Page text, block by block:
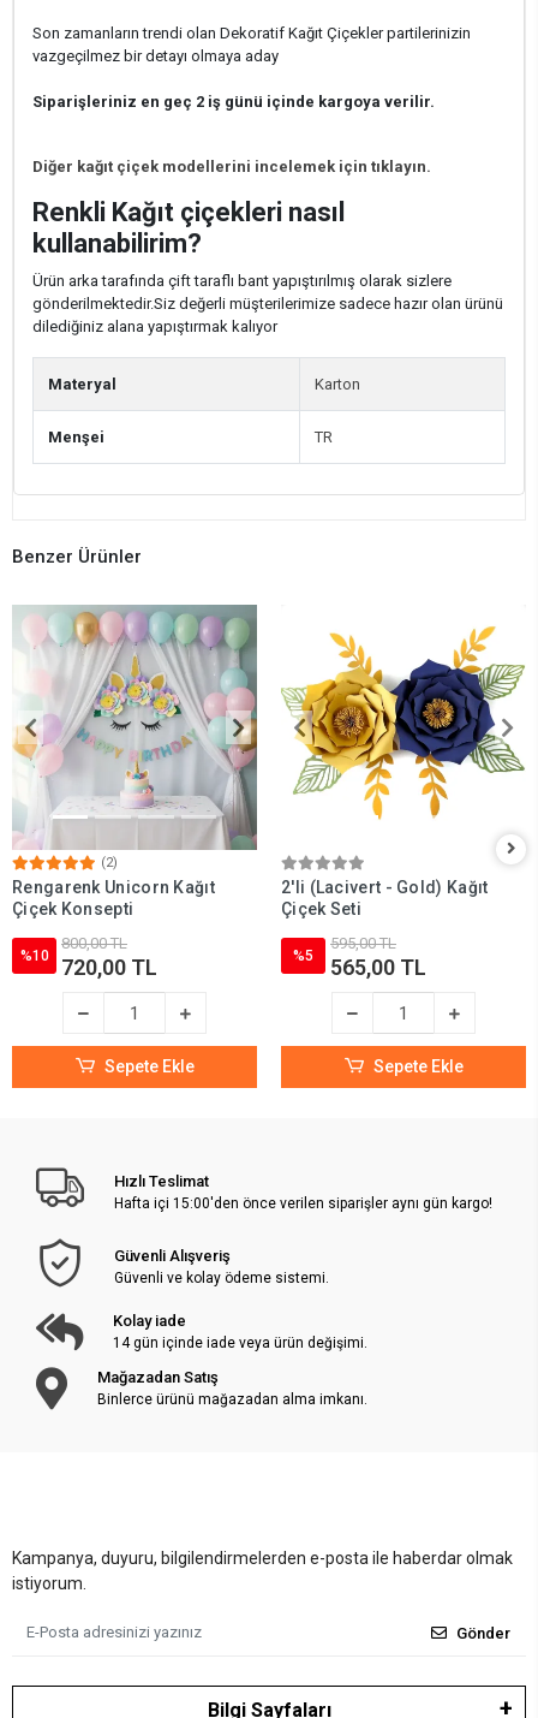
Son zamanların trendi olan Dekoratif Kağıt Çiçekler partilerinizin
vazgeçilmez bir detayı olmaya aday
Siparişleriniz en geç 2 iş günü içinde kargoya verilir.
Diğer kağıt çiçek modellerini incelemek için tıklayın.
Renkli Kağıt çiçekleri nasıl
kullanabilirim?
Ürün arka tarafında çift taraflı bant yapıştırılmış olarak sizlere
gönderilmektedir.Siz değerli müşterilerimize sadece hazır olan ürünü
dilediğiniz alana yapıştırmak kalıyor
Materyal Karton
Menşei TR
Benzer Ürünler
(2)
Rengarenk Unicorn Kağıt
Çiçek Konsepti
%10
800,00 TL
720,00 TL
Sepete Ekle
2'li (Lacivert - Gold) Kağıt
Çiçek Seti
%5
595,00 TL
565,00 TL
Sepete Ekle
Hızlı Teslimat
Hafta içi 15:00'den önce verilen siparişler aynı gün kargo!
Güvenli Alışveriş
Güvenli ve kolay ödeme sistemi.
Kolay iade
14 gün içinde iade veya ürün değişimi.
Mağazadan Satış
Binlerce ürünü mağazadan alma imkanı.
Kampanya, duyuru, bilgilendirmelerden e-posta ile haberdar olmak
istiyorum.
Gönder
Bilgi Sayfaları